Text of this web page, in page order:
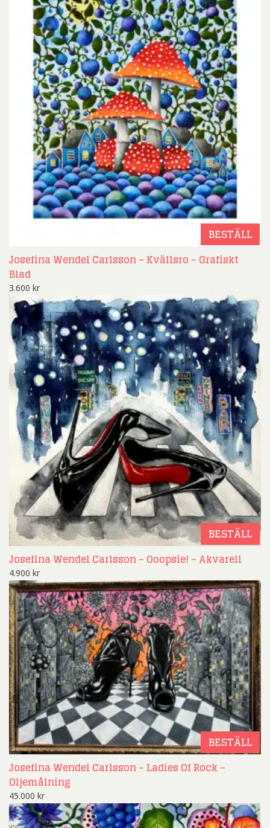
BESTÄLL
Josefina Wendel Carlsson – Kvällsro – Grafiskt
Blad
3.600 kr
BESTÄLL
Josefina Wendel Carlsson – Ooopsie! – Akvarell
4.900 kr
BESTÄLL
Josefina Wendel Carlsson – Ladies Of Rock –
Oljemålning
45.000 kr